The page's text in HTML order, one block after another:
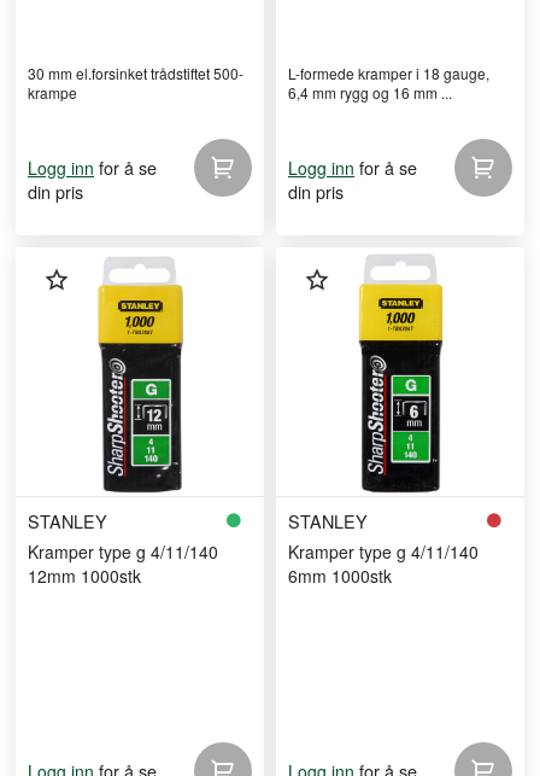
30 mm el.forsinket trådstiftet 500-
krampe
Logg inn for å se
din pris
L-formede kramper i 18 gauge,
6,4 mm rygg og 16 mm ...
Logg inn for å se
din pris
STANLEY
Kramper type g 4/11/140
12mm 1000stk
Logg inn for å se
STANLEY
Kramper type g 4/11/140
6mm 1000stk
Logg inn for å se